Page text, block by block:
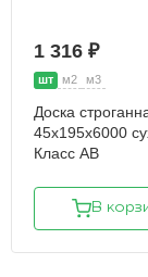
1 316 ₽
шт м2 м3
Доска
45х195х6000
Класс АВ
В